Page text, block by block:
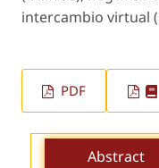
intercambio virtual
PDF
Abstract